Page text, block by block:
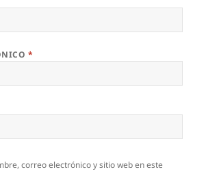
*
correo electrónico y sitio web en este